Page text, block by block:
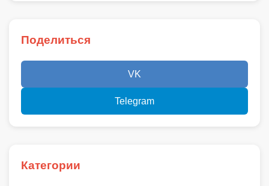
Поделиться
VK
Telegram
Категории